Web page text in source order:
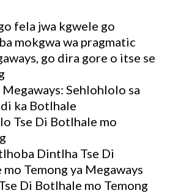
fela jwa kgwele go
mokgwa wa pragmatic
go dira gore o itse se
Megaways: Sehlohlolo sa
ka Botlhale
Tse Di Botlhale mo
Dintlha Tse Di
Temong ya Megaways
Di Botlhale mo Temong